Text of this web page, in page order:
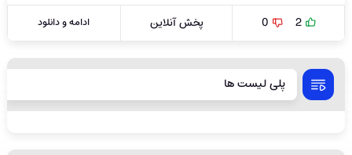
2
0 پخش آنلاین ادامه و دانلود
پلی لیست ها